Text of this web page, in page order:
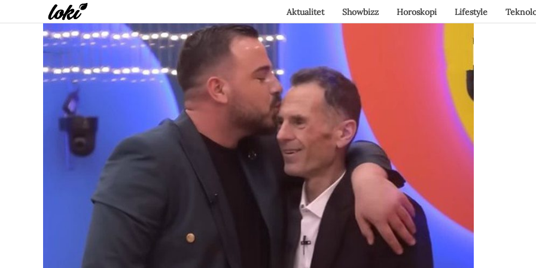
Aktualitet Showbizz Horoskopi Lifestyle